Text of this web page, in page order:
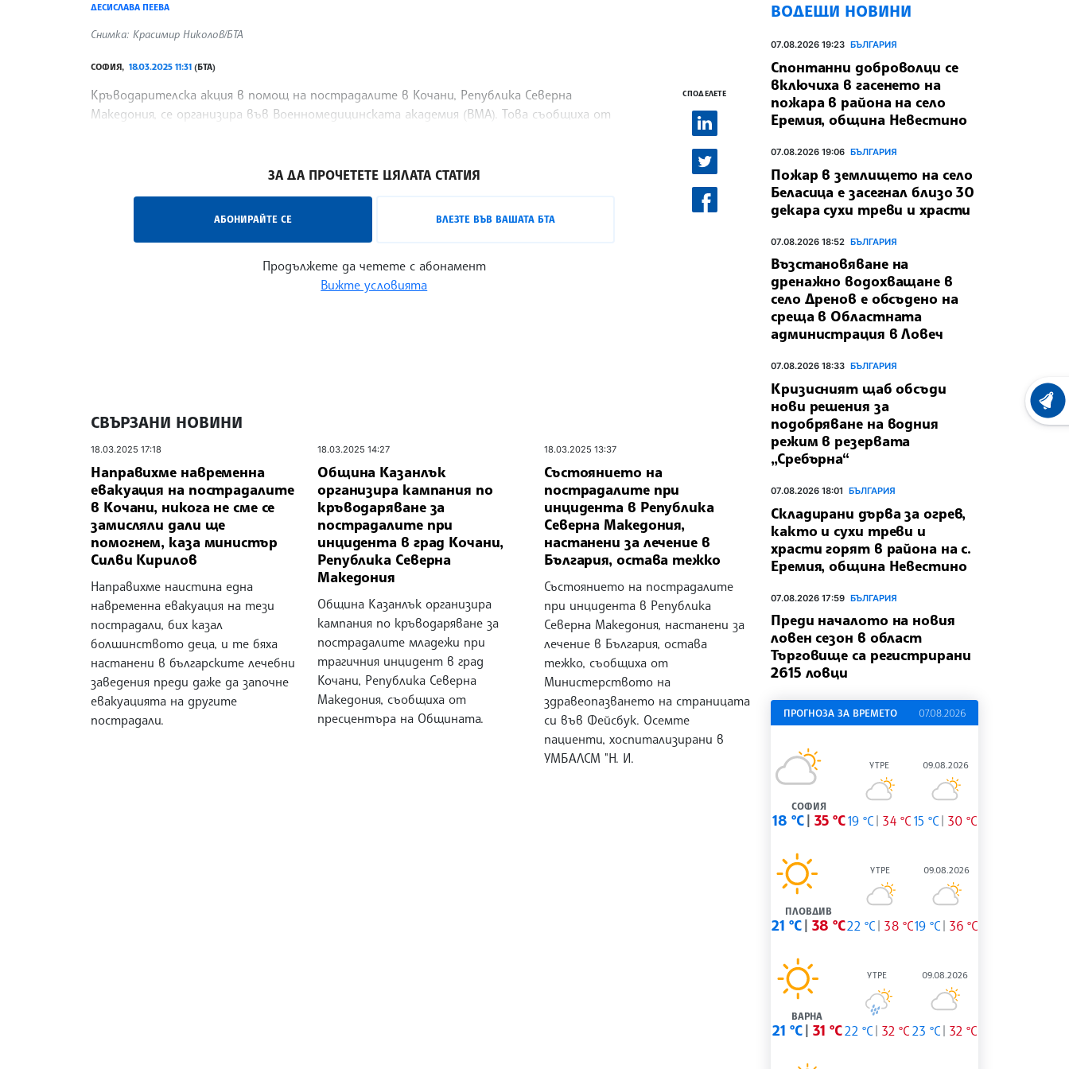
ДЕСИСЛАВА ПЕЕВА
Снимка: Красимир Николов/БТА
СОФИЯ, 18.03.2025 11:31 (БТА)
Кръводарителска акция в помощ на пострадалите в Кочани, Република Северна
Македония, се организира във Военномедицинската академия (ВМА). Това съобщиха от
ЗА ДА ПРОЧЕТЕТЕ ЦЯЛАТА СТАТИЯ
АБОНИРАЙТЕ СЕ ВЛЕЗТЕ ВЪВ ВАШАТА БТА
Продължете да четете с абонамент
Вижте условията
СПОДЕЛЕТЕ
СВЪРЗАНИ НОВИНИ
18.03.2025 17:18
Направихме навременна
евакуация на пострадалите
в Кочани, никога не сме се
замисляли дали ще
помогнем, каза министър
Силви Кирилов
Направихме наистина една
навременна евакуация на тези
пострадали, бих казал
болшинството деца, и те бяха
настанени в българските лечебни
заведения преди даже да започне
евакуацията на другите
пострадали.
18.03.2025 14:27
Община Казанлък
организира кампания по
кръводаряване за
пострадалите при
инцидента в град Кочани,
Република Северна
Македония
Община Казанлък организира
кампания по кръводаряване за
пострадалите младежи при
трагичния инцидент в град
Кочани, Република Северна
Македония, съобщиха от
пресцентъра на Общината.
18.03.2025 13:37
Състоянието на
пострадалите при
инцидента в Република
Северна Македония,
настанени за лечение в
България, остава тежко
Състоянието на пострадалите
при инцидента в Република
Северна Македония, настанени за
лечение в България, остава
тежко, съобщиха от
Министерството на
здравеопазването на страницата
си във Фейсбук. Осемте
пациенти, хоспитализирани в
УМБАЛСМ "Н. И.
ВОДЕЩИ НОВИНИ
07.08.2026 19:23 БЪЛГАРИЯ
Спонтанни доброволци се
включиха в гасенето на
пожара в района на село
Еремия, община Невестино
07.08.2026 19:06 БЪЛГАРИЯ
Пожар в землището на село
Беласица е засегнал близо 30
декара сухи треви и храсти
07.08.2026 18:52 БЪЛГАРИЯ
Възстановяване на
дренажно водохващане в
село Дренов е обсъдено на
среща в Областната
администрация в Ловеч
07.08.2026 18:33 БЪЛГАРИЯ
Кризисният щаб обсъди
нови решения за
подобряване на водния
режим в резервата
„Сребърна“
07.08.2026 18:01 БЪЛГАРИЯ
Складирани дърва за огрев,
както и сухи треви и
храсти горят в района на с.
Еремия, община Невестино
07.08.2026 17:59 БЪЛГАРИЯ
Преди началото на новия
ловен сезон в област
Търговище са регистрирани
2615 ловци
ПРОГНОЗА ЗА ВРЕМЕТО 07.08.2026
СОФИЯ
18 °C 35 °C
УТРЕ
19 °C 34 °C
09.08.2026
15 °C 30 °C
ПЛОВДИВ
21 °C 38 °C
УТРЕ
22 °C 38 °C
09.08.2026
19 °C 36 °C
ВАРНА
21 °C 31 °C
УТРЕ
22 °C 32 °C
09.08.2026
23 °C 32 °C